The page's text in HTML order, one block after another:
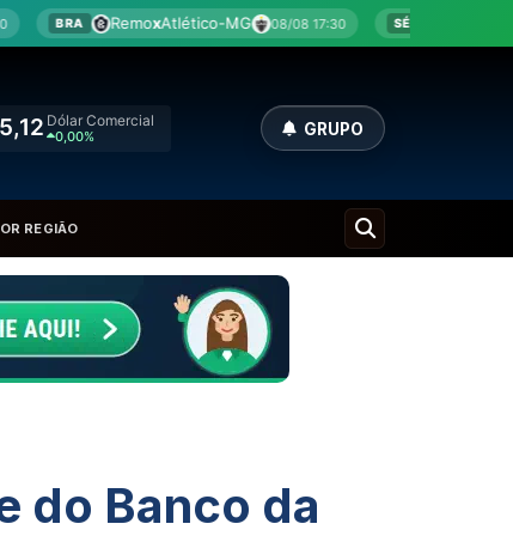
Atlético-MG 08/08 17:30 SÉRIE B Botafogo-SPx
5,12 Dólar Comercial
0,00% GRUPO
REGIÃO
do Banco da